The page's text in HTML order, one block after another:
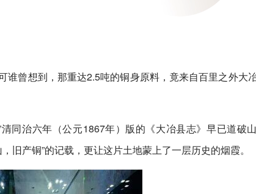
曾想到，那重达2.5吨的铜身原料，竟来自百里之外大
同治六年（公元1867年）版的《大冶县志》早已道破
产铜”的记载，更让这片土地蒙上了一层历史的烟霞。